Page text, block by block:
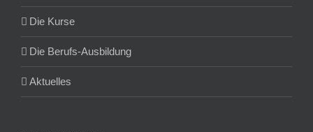
Die Kurse
Die Berufs-Ausbildung
Aktuelles